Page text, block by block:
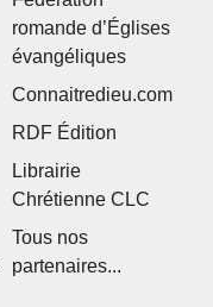
romande d’Églises
évangéliques
Connaitredieu.com
RDF Édition
Librairie
Chrétienne CLC
Tous nos
partenaires...